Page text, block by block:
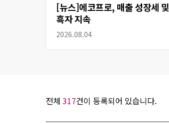
[뉴스]에코프로, 매출 성장세 및
흑자 지속
2026.08.04
전체 317건이 등록되어 있습니다.